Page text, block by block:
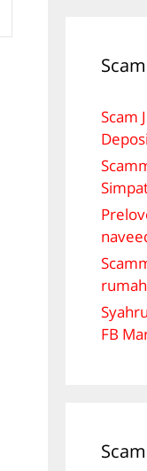
Scam
rumah
FB